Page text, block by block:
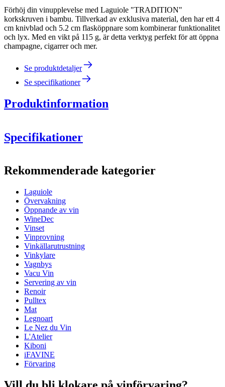
Förhöj din vinupplevelse med Laguiole "TRADITION"
korkskruven i bambu. Tillverkad av exklusiva material, den har ett 4
cm knivblad och 5.2 cm flasköppnare som kombinerar funktionalitet
och lyx. Med en vikt på 115 g, är detta verktyg perfekt för att öppna
champagne, cigarrer och mer.
Se produktdetaljer
Se specifikationer
Produktinformation
Specifikationer
ProduktnummerLT7021SO-33
Mått (BxHxD cm)
Vikt (kg)0.115
wine accessories
Status When Soldout
Rekommenderade kategorier
Laguiole
Övervakning
Öppnande av vin
WineDec
Vinset
Vinprovning
Vinkällarutrustning
Vinkylare
Vagnbys
Vacu Vin
Servering av vin
Renoir
Pulltex
Mat
Legnoart
Le Nez du Vin
L'Atelier
Kiboni
iFAVINE
Förvaring